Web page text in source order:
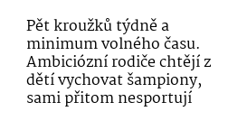
Pět kroužků týdně a
minimum volného času.
Ambiciózní rodiče chtějí z
dětí vychovat šampiony,
sami přitom nesportují